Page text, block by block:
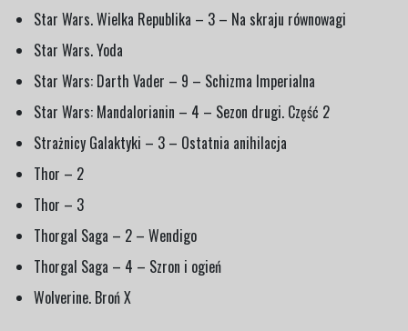
Star Wars. Wielka Republika – 3 – Na skraju równowagi
Star Wars. Yoda
Star Wars: Darth Vader – 9 – Schizma Imperialna
Star Wars: Mandalorianin – 4 – Sezon drugi. Część 2
Strażnicy Galaktyki – 3 – Ostatnia anihilacja
Thor – 2
Thor – 3
Thorgal Saga – 2 – Wendigo
Thorgal Saga – 4 – Szron i ogień
Wolverine. Broń X